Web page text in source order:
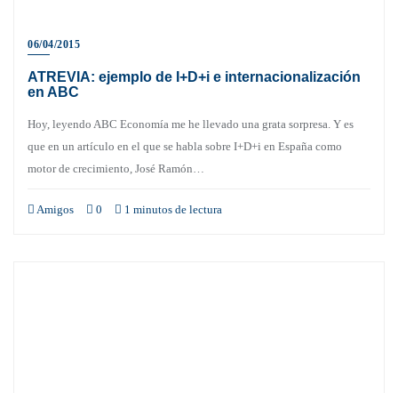
06/04/2015
ATREVIA: ejemplo de I+D+i e internacionalización
en ABC
Hoy, leyendo ABC Economía me he llevado una grata sorpresa. Y es
que en un artículo en el que se habla sobre I+D+i en España como
motor de crecimiento, José Ramón…
Amigos 0 1 minutos de lectura